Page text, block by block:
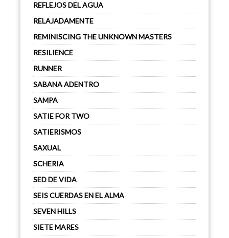
REFLEJOS DEL AGUA
RELAJADAMENTE
REMINISCING THE UNKNOWN MASTERS
RESILIENCE
RUNNER
SABANA ADENTRO
SAMPA
SATIE FOR TWO
SATIERISMOS
SAXUAL
SCHERIA
SED DE VIDA
SEIS CUERDAS EN EL ALMA
SEVEN HILLS
SIETE MARES